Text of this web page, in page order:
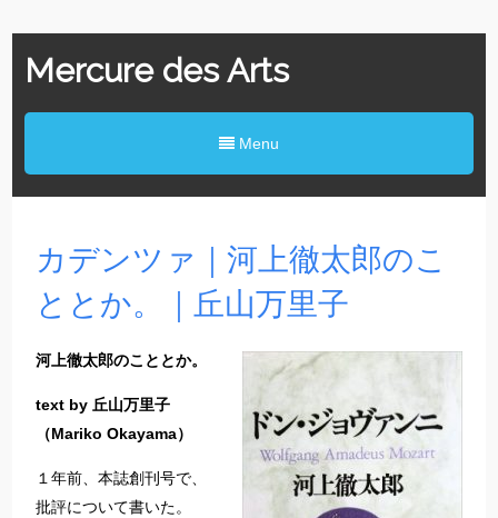
Mercure des Arts
Menu
カデンツァ｜河上徹太郎のこ
ととか。｜丘山万里子
河上徹太郎のこととか。
text by 丘山万里子
（Mariko Okayama）
１年前、本誌創刊号で、
批評について書いた。